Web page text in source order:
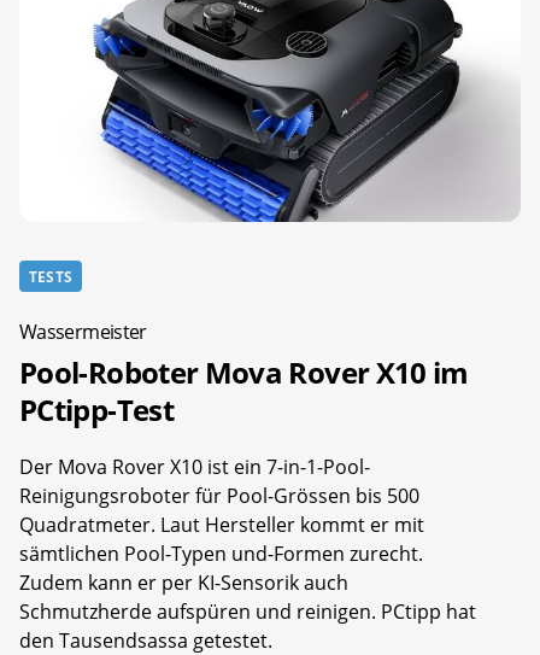
TESTS
Wassermeister
Pool-Roboter Mova Rover X10 im
PCtipp-Test
Der Mova Rover X10 ist ein 7-in-1-Pool-
Reinigungsroboter für Pool-Grössen bis 500
Quadratmeter. Laut Hersteller kommt er mit
sämtlichen Pool-Typen und-Formen zurecht.
Zudem kann er per KI-Sensorik auch
Schmutzherde aufspüren und reinigen. PCtipp hat
den Tausendsassa getestet.